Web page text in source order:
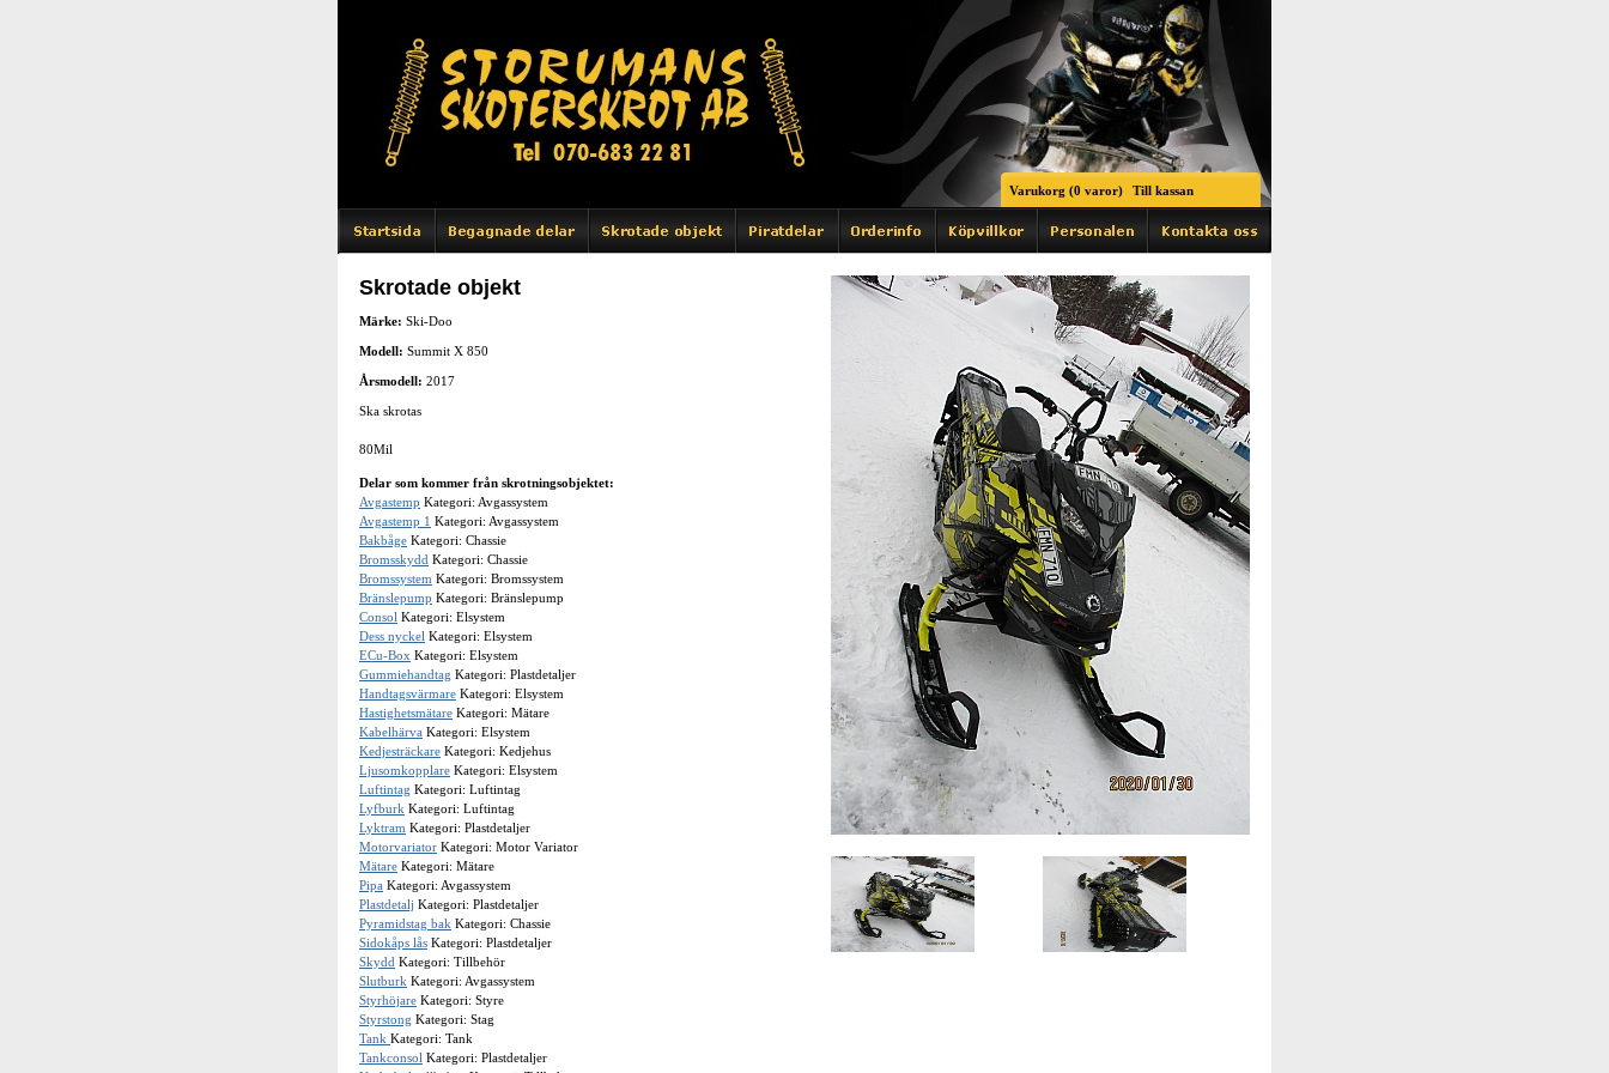
Varukorg (0 varor) Till kassan
Skrotade objekt
Märke: Ski-Doo
Modell: Summit X 850
Årsmodell: 2017
Ska skrotas
80Mil
Delar som kommer från skrotningsobjektet:
Avgastemp Kategori: Avgassystem
Avgastemp 1 Kategori: Avgassystem
Bakbåge Kategori: Chassie
Bromsskydd Kategori: Chassie
Bromssystem Kategori: Bromssystem
Bränslepump Kategori: Bränslepump
Consol Kategori: Elsystem
Dess nyckel Kategori: Elsystem
ECu-Box Kategori: Elsystem
Gummiehandtag Kategori: Plastdetaljer
Handtagsvärmare Kategori: Elsystem
Hastighetsmätare Kategori: Mätare
Kabelhärva Kategori: Elsystem
Kedjesträckare Kategori: Kedjehus
Ljusomkopplare Kategori: Elsystem
Luftintag Kategori: Luftintag
Lyfburk Kategori: Luftintag
Lyktram Kategori: Plastdetaljer
Motorvariator Kategori: Motor Variator
Mätare Kategori: Mätare
Pipa Kategori: Avgassystem
Plastdetalj Kategori: Plastdetaljer
Pyramidstag bak Kategori: Chassie
Sidokåps lås Kategori: Plastdetaljer
Skydd Kategori: Tillbehör
Slutburk Kategori: Avgassystem
Styrhöjare Kategori: Styre
Styrstong Kategori: Stag
Tank Kategori: Tank
Tankconsol Kategori: Plastdetaljer